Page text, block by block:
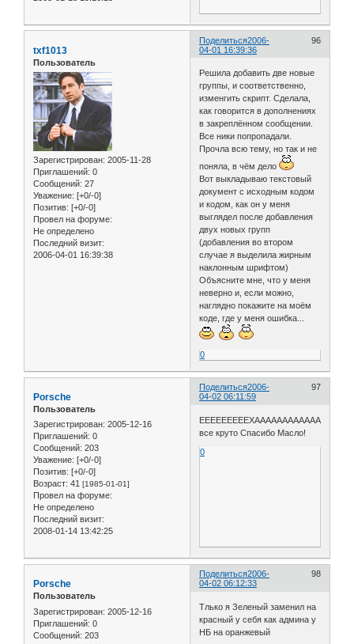
Поделиться 96
2006-
04-01 16:39:36
txf1013
Пользователь
Зарегистрирован: 2005-11-28
Приглашений: 0
Сообщений: 27
Уважение: [+0/-0]
Позитив: [+0/-0]
Провел на форуме:
Не определено
Последний визит:
2006-04-01 16:39:38
Решила добавить две новые
группы, и соответственно,
изменгить скрипт. Сделала,
как говорится в дополнениях
в закреплённом сообщении.
Все ники попропадали.
Прочла всю тему, но так и не
поняла, в чём дело
Вот выкладываю текстовый
документ с исходным кодом
и кодом, как он у меня
выглядел после добавления
двух новых групп
(добавления во втором
случае я выделила жирным
наклонным шрифтом)
Объясните мне, что у меня
неверно и, если можно,
наглядно покажите на моём
коде, где у меня ошибка...
0
Поделиться 97
2006-
04-02 06:11:59
Porsche
Пользователь
Зарегистрирован: 2005-12-16
Приглашений: 0
Сообщений: 203
Уважение: [+0/-0]
Позитив: [+0/-0]
Возраст: 41 [1985-01-01]
Провел на форуме:
Не определено
Последний визит:
2008-01-14 13:42:25
ЕЕЕЕЕЕЕЕЕХАААААААААААА!!!!!!!!!!!
все круто Спасибо Масло!
0
Поделиться 98
2006-
04-02 06:12:33
Porsche
Пользователь
Зарегистрирован: 2005-12-16
Приглашений: 0
Сообщений: 203
Тлько я Зеленый заменил на
красный у себя как админа у
НБ на оранжевый